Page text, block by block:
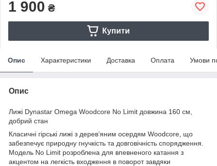
1 900 ₴
Купити
Опис Характеристики Доставка Оплата Умови
Опис
Лижі Dynastar Omega Woodcore No Limit довжина 160 см,
добрий стан
Класичні гірські лижі з дерев’яним осердям Woodcore, що
забезпечує природну гнучкість та довговічність спорядження.
Модель No Limit розроблена для впевненого катання з
акцентом на легкість входження в поворот завдяки